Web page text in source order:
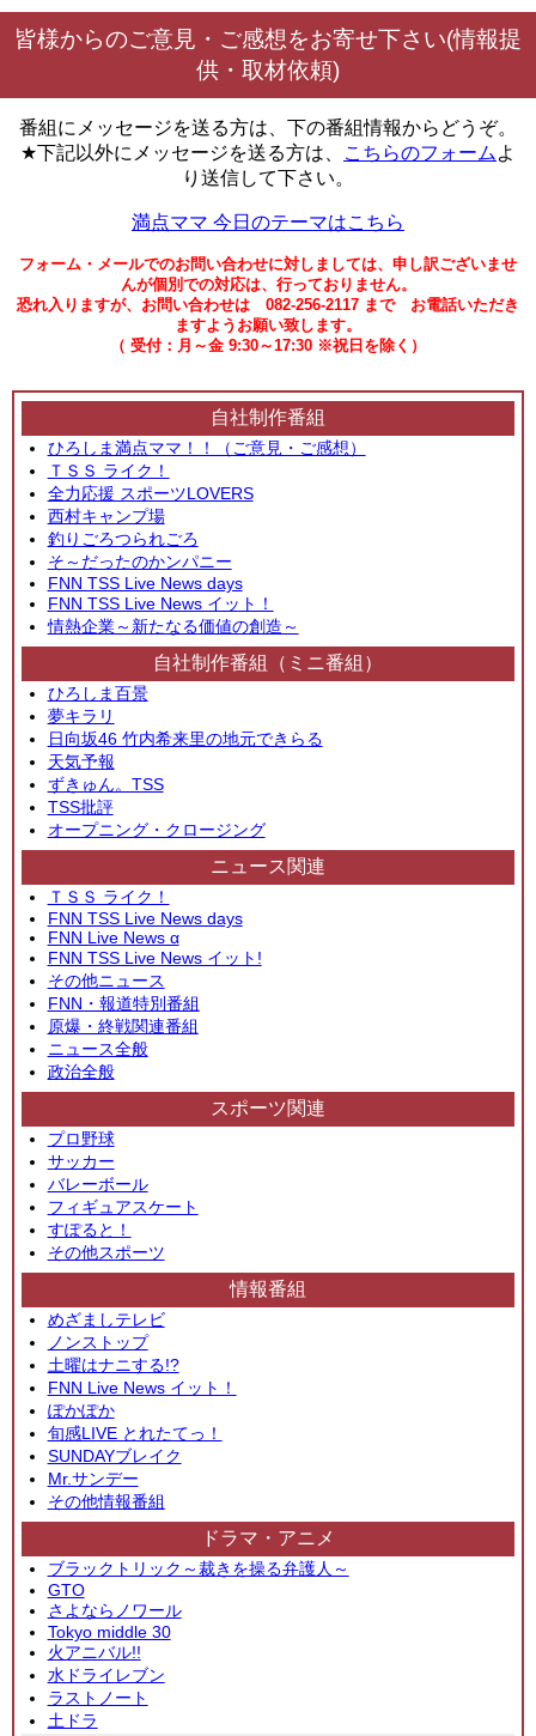
皆様からのご意見・ご感想をお寄せ下さい(情報提
供・取材依頼)
番組にメッセージを送る方は、下の番組情報からどうぞ。
★下記以外にメッセージを送る方は、
こちらのフォーム よ
り送信して下さい。
満点ママ 今日のテーマはこちら
フォーム・メールでのお問い合わせに対しましては、申し訳ございませ
んが個別での対応は、行っておりません。
恐れ入りますが、お問い合わせは 082-256-2117 まで お電話いただき
ますようお願い致します。
（ 受付：月～金 9:30～17:30 ※祝日を除く）
自社制作番組
ひろしま満点ママ！！（ご意見・ご感想）
ＴＳＳ ライク！
全力応援 スポーツLOVERS
西村キャンプ場
釣りごろつられごろ
そ～だったのかンパニー
FNN TSS Live News days
FNN TSS Live News イット！
情熱企業～新たなる価値の創造～
自社制作番組（ミニ番組）
ひろしま百景
夢キラリ
日向坂46 竹内希来里の地元できらる
天気予報
ずきゅん。TSS
TSS批評
オープニング・クロージング
ニュース関連
ＴＳＳ ライク！
FNN TSS Live News days
FNN Live News α
FNN TSS Live News イット!
その他ニュース
FNN・報道特別番組
原爆・終戦関連番組
ニュース全般
政治全般
スポーツ関連
プロ野球
サッカー
バレーボール
フィギュアスケート
すぽると！
その他スポーツ
情報番組
めざましテレビ
ノンストップ
土曜はナニする!?
FNN Live News イット！
ぽかぽか
旬感LIVE とれたてっ！
SUNDAYブレイク
Mr.サンデー
その他情報番組
ドラマ・アニメ
ブラックトリック～裁きを操る弁護人～
GTO
さよならノワール
Tokyo middle 30
火アニバル!!
水ドライレブン
ラストノート
土ドラ